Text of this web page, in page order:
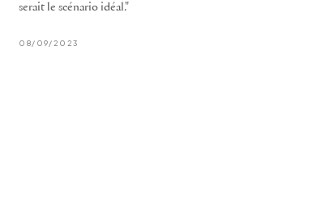
serait le scénario idéal."
08/09/2023